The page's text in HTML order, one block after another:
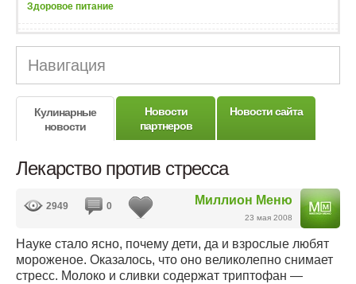
Здоровое питание
Навигация
Кулинарные
новости
Новости
партнеров
Новости сайта
Лекарство против стресса
Миллион Меню
23 мая 2008
2949 0
Науке стало ясно, почему дети, да и взрослые любят
мороженое. Оказалось, что оно великолепно снимает
стресс. Молоко и сливки содержат триптофан —